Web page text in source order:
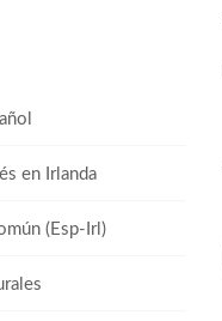
en Irlanda
(Esp-Irl)